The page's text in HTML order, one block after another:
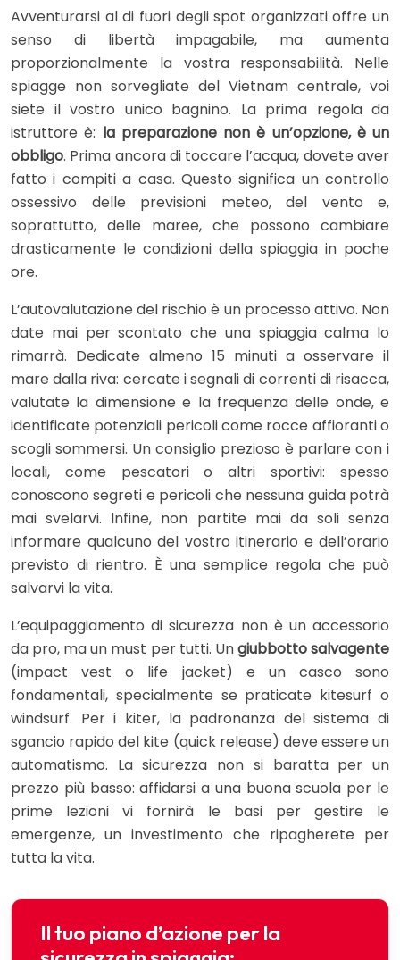
Avventurarsi al di fuori degli spot organizzati offre un
senso di libertà impagabile, ma aumenta
proporzionalmente la vostra responsabilità. Nelle
spiagge non sorvegliate del Vietnam centrale, voi
siete il vostro unico bagnino. La prima regola da
istruttore è: la preparazione non è un’opzione, è un
obbligo. Prima ancora di toccare l’acqua, dovete aver
fatto i compiti a casa. Questo significa un controllo
ossessivo delle previsioni meteo, del vento e,
soprattutto, delle maree, che possono cambiare
drasticamente le condizioni della spiaggia in poche
ore.
L’autovalutazione del rischio è un processo attivo. Non
date mai per scontato che una spiaggia calma lo
rimarrà. Dedicate almeno 15 minuti a osservare il
mare dalla riva: cercate i segnali di correnti di risacca,
valutate la dimensione e la frequenza delle onde, e
identificate potenziali pericoli come rocce affioranti o
scogli sommersi. Un consiglio prezioso è parlare con i
locali, come pescatori o altri sportivi: spesso
conoscono segreti e pericoli che nessuna guida potrà
mai svelarvi. Infine, non partite mai da soli senza
informare qualcuno del vostro itinerario e dell’orario
previsto di rientro. È una semplice regola che può
salvarvi la vita.
L’equipaggiamento di sicurezza non è un accessorio
da pro, ma un must per tutti. Ungiubbotto salvagente
(impact vest o life jacket) e un casco sono
fondamentali, specialmente se praticate kitesurf o
windsurf. Per i kiter, la padronanza del sistema di
sgancio rapido del kite (quick release) deve essere un
automatismo. La sicurezza non si baratta per un
prezzo più basso: affidarsi a una buona scuola per le
prime lezioni vi fornirà le basi per gestire le
emergenze, un investimento che ripagherete per
tutta la vita.
Il tuo piano d’azione per la